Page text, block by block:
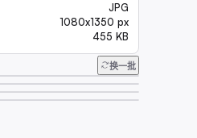
JPG
1080x1350 px
455 KB
换一批